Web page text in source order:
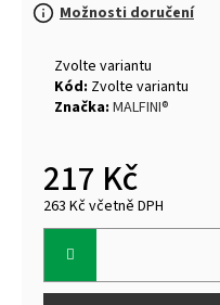
Možnosti doručení
Zvolte variantu
Kód: Zvolte variantu
Značka: MALFINI®
217 Kč
263 Kč včetně DPH
Měrná
cena: